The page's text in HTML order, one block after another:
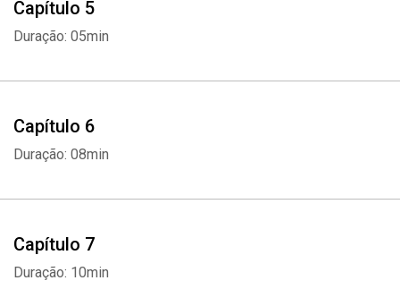
Capítulo 5
Duração: 05min
Capítulo 6
Duração: 08min
Capítulo 7
Duração: 10min